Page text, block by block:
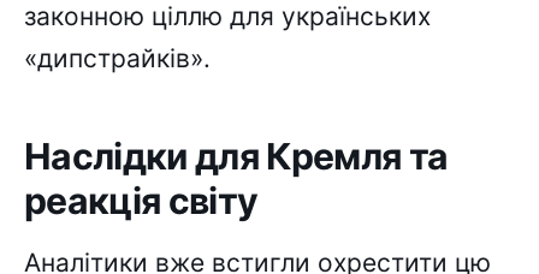
законною ціллю для українських
«дипстрайків».
Наслідки для Кремля та
реакція світу
Аналітики вже встигли охрестити цю